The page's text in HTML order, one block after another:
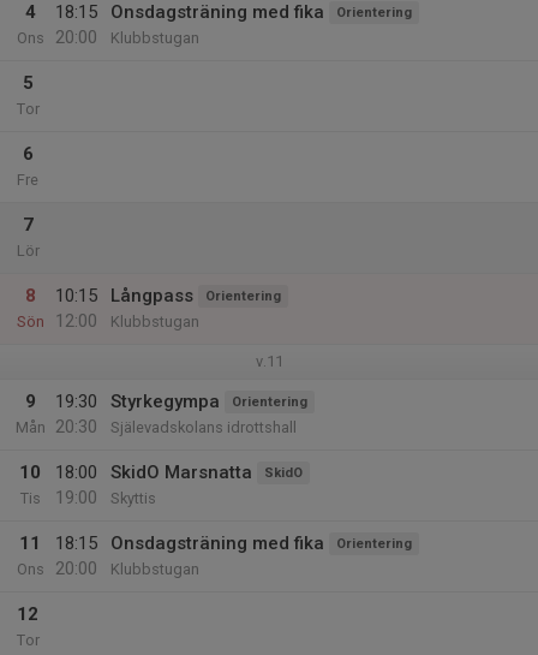
4
Ons
18:15
20:00
Onsdagsträning med fika Orientering
Klubbstugan
5
Tor
6
Fre
7
Lör
8
Sön
10:15
12:00
Långpass Orientering
Klubbstugan
v.11
9
Mån
19:30
20:30
Styrkegympa Orientering
Själevadskolans idrottshall
10
Tis
18:00
19:00
SkidO Marsnatta SkidO
Skyttis
11
Ons
18:15
20:00
Onsdagsträning med fika Orientering
Klubbstugan
12
Tor